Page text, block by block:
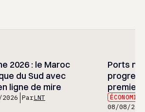
2026 : le Maroc
du Sud avec
ligne de mire
ParLNT
Ports
premier
08/08/